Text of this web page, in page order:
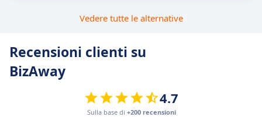
Vedere tutte le alternative
Recensioni clienti su
BizAway
4.7
Sulla base di +200 recensioni